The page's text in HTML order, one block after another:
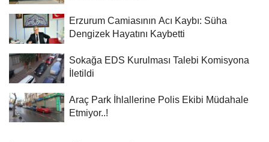
Erzurum Camiasının Acı Kaybı: Süha
Dengizek Hayatını Kaybetti
Sokağa EDS Kurulması Talebi Komisyona
İletildi
Araç Park İhlallerine Polis Ekibi Müdahale
Etmiyor..!